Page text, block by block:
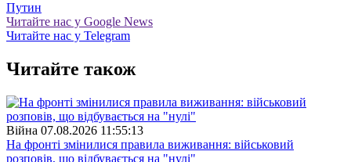
Путин
Читайте нас у Google News
Читайте нас у Telegram
Читайте також
Війна 07.08.2026 11:55:13
На фронті змінилися правила виживання: військовий
розповів, що відбувається на "нулі"